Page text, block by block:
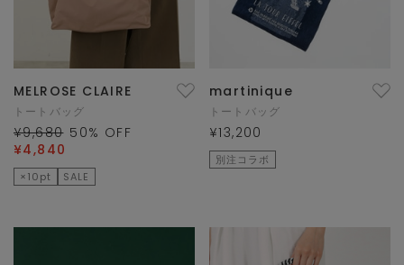
MELROSE CLAIRE
トートバッグ
¥9,680 50% OFF
¥4,840
×10pt SALE
martinique
トートバッグ
¥13,200
別注コラボ